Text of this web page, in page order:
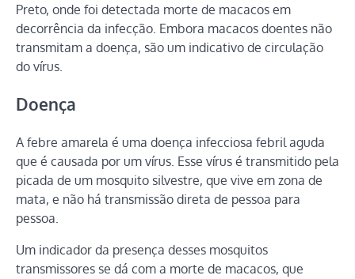
Preto, onde foi detectada morte de macacos em
decorrência da infecção. Embora macacos doentes não
transmitam a doença, são um indicativo de circulação
do vírus.
Doença
A febre amarela é uma doença infecciosa febril aguda
que é causada por um vírus. Esse vírus é transmitido pela
picada de um mosquito silvestre, que vive em zona de
mata, e não há transmissão direta de pessoa para
pessoa.
Um indicador da presença desses mosquitos
transmissores se dá com a morte de macacos, que